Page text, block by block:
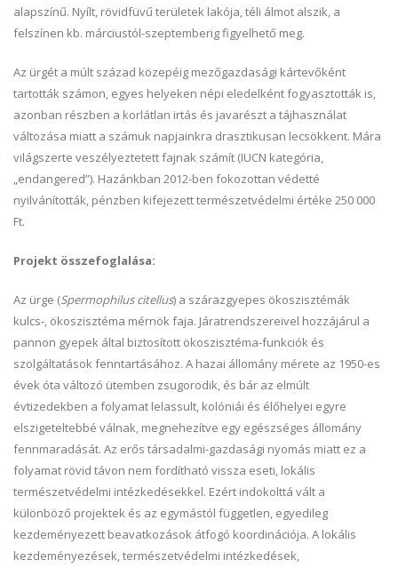
alapszínű. Nyílt, rövidfüvű területek lakója, téli álmot alszik, a
felszínen kb. márciustól-szeptemberig figyelhető meg.
Az ürgét a múlt század közepéig mezőgazdasági kártevőként
tartották számon, egyes helyeken népi eledelként fogyasztották is,
azonban részben a korlátlan irtás és javarészt a tájhasználat
változása miatt a számuk napjainkra drasztikusan lecsökkent. Mára
világszerte veszélyeztetett fajnak számít (IUCN kategória,
„endangered”). Hazánkban 2012-ben fokozottan védetté
nyilvánították, pénzben kifejezett természetvédelmi értéke 250 000
Ft.
Projekt összefoglalása:
Az ürge (Spermophilus citellus) a szárazgyepes ökoszisztémák
kulcs-, ökoszisztéma mérnök faja. Járatrendszereivel hozzájárul a
pannon gyepek által biztosított ökoszisztéma-funkciók és
szolgáltatások fenntartásához. A hazai állomány mérete az 1950-es
évek óta változó ütemben zsugorodik, és bár az elmúlt
évtizedekben a folyamat lelassult, kolóniái és élőhelyei egyre
elszigeteltebbé válnak, megnehezítve egy egészséges állomány
fennmaradását. Az erős társadalmi-gazdasági nyomás miatt ez a
folyamat rövid távon nem fordítható vissza eseti, lokális
természetvédelmi intézkedésekkel. Ezért indokolttá vált a
különböző projektek és az egymástól független, egyedileg
kezdeményezett beavatkozások átfogó koordinációja. A lokális
kezdeményezések, természetvédelmi intézkedések,